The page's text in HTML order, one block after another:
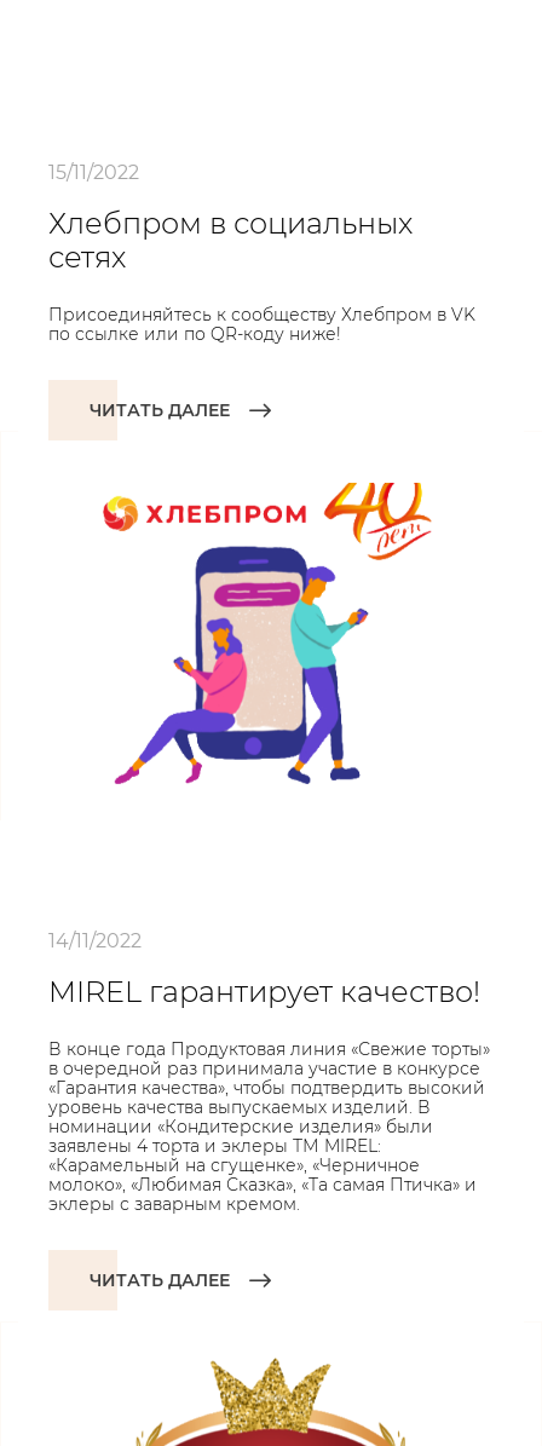
15/11/2022
Хлебпром в социальных
сетях
Присоединяйтесь к сообществу Хлебпром в VK
по ссылке или по QR-коду ниже!
ЧИТАТЬ ДАЛЕЕ
14/11/2022
MIREL гарантирует качество!
В конце года Продуктовая линия «Свежие торты»
в очередной раз принимала участие в конкурсе
«Гарантия качества», чтобы подтвердить высокий
уровень качества выпускаемых изделий. В
номинации «Кондитерские изделия» были
заявлены 4 торта и эклеры ТМ MIREL:
«Карамельный на сгущенке», «Черничное
молоко», «Любимая Сказка», «Та самая Птичка» и
эклеры с заварным кремом.
ЧИТАТЬ ДАЛЕЕ